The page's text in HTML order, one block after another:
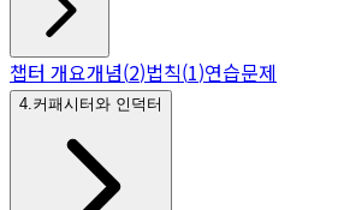
챕터 개요개념(2)법칙(1)연습문제
4 커패시터와 인덕터